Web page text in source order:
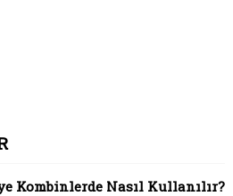
Kombinlerde Nasıl Kullanılır?